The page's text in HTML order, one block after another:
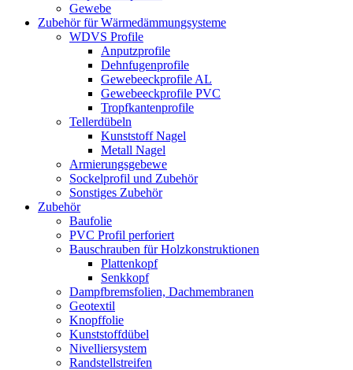
Gewebe
Zubehör für Wärmedämmungsysteme
WDVS Profile
Anputzprofile
Dehnfugenprofile
Gewebeeckprofile AL
Gewebeeckprofile PVC
Tropfkantenprofile
Tellerdübeln
Kunststoff Nagel
Metall Nagel
Armierungsgebewe
Sockelprofil und Zubehör
Sonstiges Zubehör
Zubehör
Baufolie
PVC Profil perforiert
Bauschrauben für Holzkonstruktionen
Plattenkopf
Senkkopf
Dampfbremsfolien, Dachmembranen
Geotextil
Knopffolie
Kunststoffdübel
Nivelliersystem
Randstellstreifen